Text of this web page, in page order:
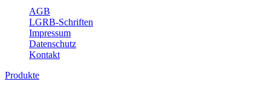
AGB
LGRB-Schriften
Impressum
Datenschutz
Kontakt
Produkte